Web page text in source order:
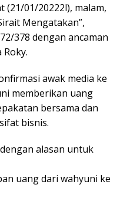
(21/01/20222l), malam,
Mengatakan”,
378 dengan ancaman
awak media ke
memberikan uang
bersama dan
bisnis.
alasan untuk
uang dari wahyuni ke